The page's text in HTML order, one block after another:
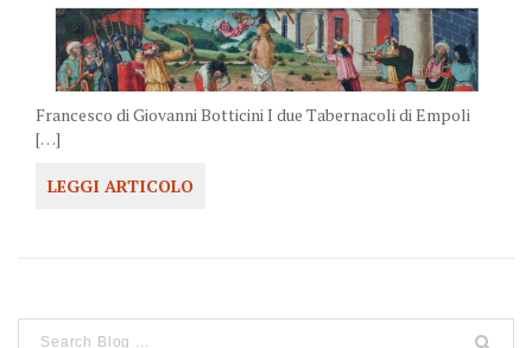
Francesco di Giovanni Botticini I due Tabernacoli di Empoli
[…]
LEGGI ARTICOLO